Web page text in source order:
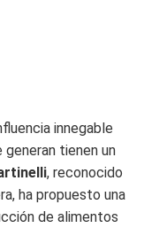
innegable
tienen un
, reconocido
ha propuesto una
de alimentos